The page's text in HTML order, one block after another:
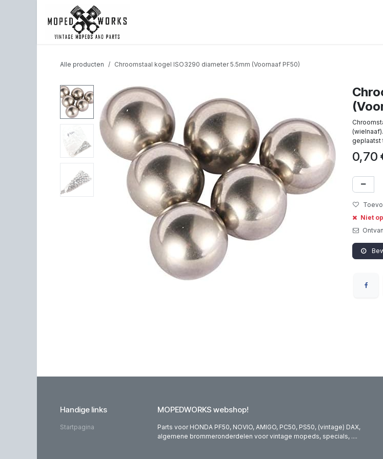
Alle producten Chroomstaal kogel ISO3290 diameter 5.5mm (Voornaaf PF50)
geplaatst
0,70
Niet
Handige links
Startpagina
MOPEDWORKS webshop!
Parts voor HONDA PF50, NOVIO, AMIGO, PC50, PS50, (vintage) DAX,
algemene brommeronderdelen voor vintage mopeds, specials, ....